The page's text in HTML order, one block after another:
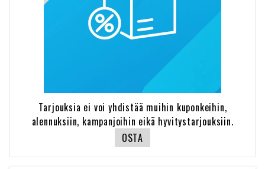
Tarjouksia ei voi yhdistää muihin kuponkeihin,
alennuksiin, kampanjoihin eikä hyvitystarjouksiin.
OSTA